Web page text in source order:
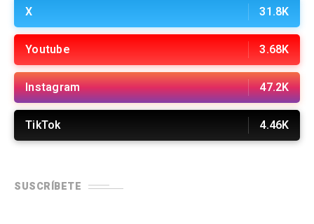
X 31.8K
Youtube 3.68K
Instagram 47.2K
TikTok 4.46K
SUSCRÍBETE